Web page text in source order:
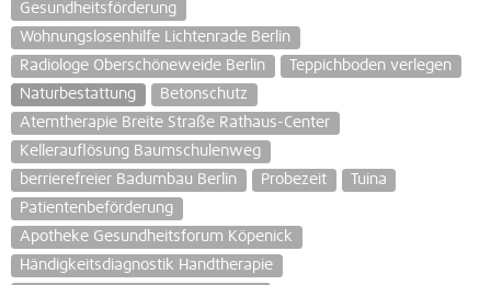
Gesundheitsförderung
Wohnungslosenhilfe Lichtenrade Berlin
Radiologe Oberschöneweide Berlin
Teppichboden verlegen
Naturbestattung
Betonschutz
Atemtherapie Breite Straße Rathaus-Center
Kellerauflösung Baumschulenweg
berrierefreier Badumbau Berlin
Probezeit
Tuina
Patientenbeförderung
Apotheke Gesundheitsforum Köpenick
Händigkeitsdiagnostik Handtherapie